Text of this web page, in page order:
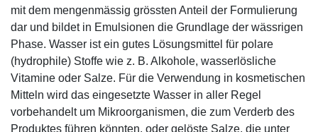
mit dem mengenmässig grössten Anteil der Formulierung
dar und bildet in Emulsionen die Grundlage der wässrigen
Phase. Wasser ist ein gutes Lösungsmittel für polare
(hydrophile) Stoffe wie z. B. Alkohole, wasserlösliche
Vitamine oder Salze. Für die Verwendung in kosmetischen
Mitteln wird das eingesetzte Wasser in aller Regel
vorbehandelt um Mikroorganismen, die zum Verderb des
Produktes führen könnten, oder gelöste Salze, die unter